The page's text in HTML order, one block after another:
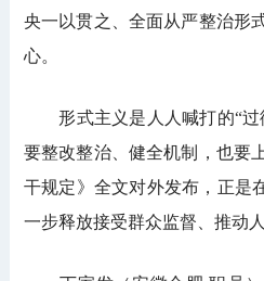
央一以贯之、全面从严整治形
心。
形式主义是人人喊打的“过
要整改整治、健全机制，也要
干规定》全文对外发布，正是
一步释放接受群众监督、推动